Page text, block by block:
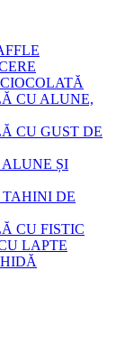
CU ALUNE,
CU GUST DE
ȘI
DE
CU FISTIC
LAPTE